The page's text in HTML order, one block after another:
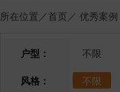
所在位置／首页 ／ 优秀案例
户型： 不限
风格：
不限